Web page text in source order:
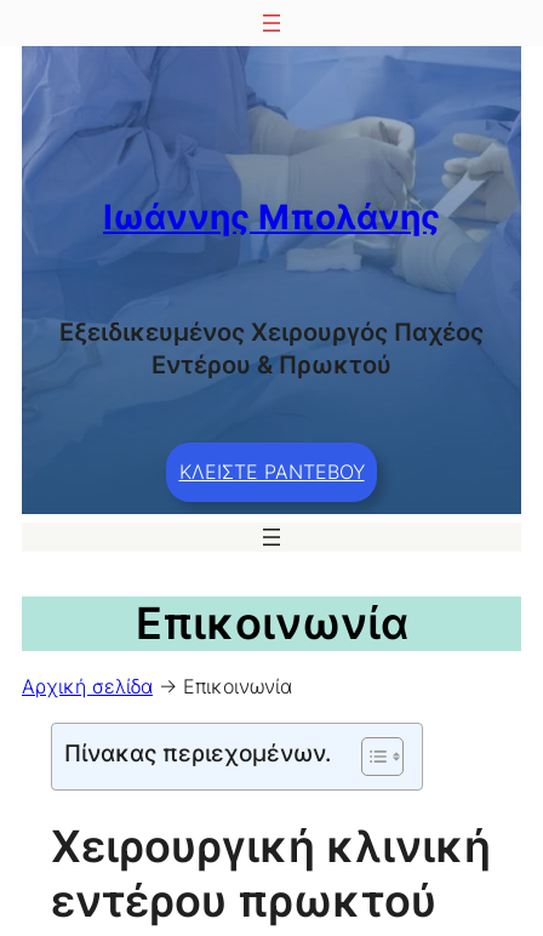
στο
περιεχόμενο
Ιωάννης Μπολάνης
Εξειδικευμένος Χειρουργός Παχέος
Εντέρου & Πρωκτού
ΚΛΕΙΣΤΕ ΡΑΝΤΕΒΟΥ
Επικοινωνία
Αρχική σελίδα -> Επικοινωνία
Πίνακας περιεχομένων.
Χειρουργική κλινική
εντέρου πρωκτού